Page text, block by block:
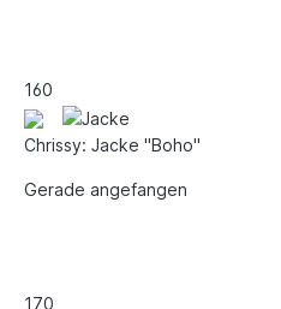
160
Chrissy: Jacke "Boho"
Gerade angefangen
170